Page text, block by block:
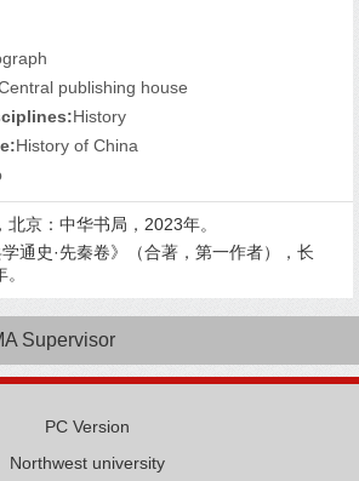
publishing house
History
History of China
北京：中华书局，2023年。
学通史·先秦卷》（合著，第一作者），长
Supervisor
PC Version
Northwest university